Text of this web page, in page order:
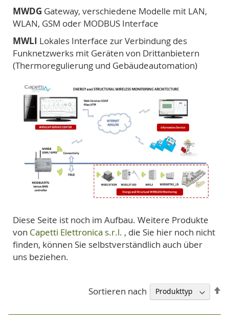
MWDG Gateway, verschiedene Modelle mit LAN,
WLAN, GSM oder MODBUS Interface
MWLI Lokales Interface zur Verbindung des
Funknetzwerks mit Geräten von Drittanbietern
(Thermoregulierung und Gebäudeautomation)
Diese Seite ist noch im Aufbau. Weitere Produkte
von Capetti Elettronica s.r.l. , die Sie hier noch nicht
finden, können Sie selbstverständlich auch über
uns beziehen.
Sortieren nach